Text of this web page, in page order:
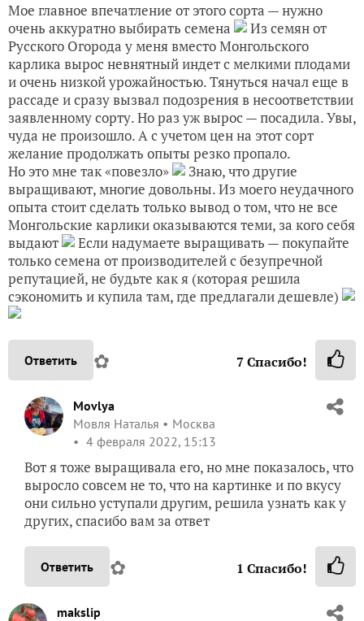
Мое главное впечатление от этого сорта — нужно
очень аккуратно выбирать семена
Из семян от
Русского Огорода у меня вместо Монгольского
карлика вырос невнятный индет с мелкими плодами
и очень низкой урожайностью. Тянуться начал еще в
рассаде и сразу вызвал подозрения в несоответствии
заявленному сорту. Но раз уж вырос — посадила. Увы,
чуда не произошло. А с учетом цен на этот сорт
желание продолжать опыты резко пропало.
Но это мне так «повезло»
Знаю, что другие
выращивают, многие довольны. Из моего неудачного
опыта стоит сделать только вывод о том, что не все
Монгольские карлики оказываются теми, за кого себя
выдают
Если надумаете выращивать — покупайте
только семена от производителей с безупречной
репутацией, не будьте как я (которая решила
сэкономить и купила там, где предлагали дешевле)
Ответить ✿ 7Спасибо!
Movlya
Мовля Наталья
Москва
4 февраля 2022, 15:13
Вот я тоже выращивала его, но мне показалось, что
выросло совсем не то, что на картинке и по вкусу
они сильно уступали другим, решила узнать как у
других, спасибо вам за ответ
Ответить ✿ 1 Спасибо!
makslip